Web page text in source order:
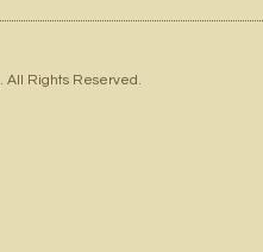
. All Rights Reserved.